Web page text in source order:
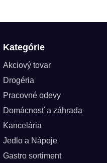
Kategórie
Akciový tovar
Drogéria
Pracovné odevy
Domácnosť a záhrada
Kancelária
Jedlo a Nápoje
Gastro sortiment